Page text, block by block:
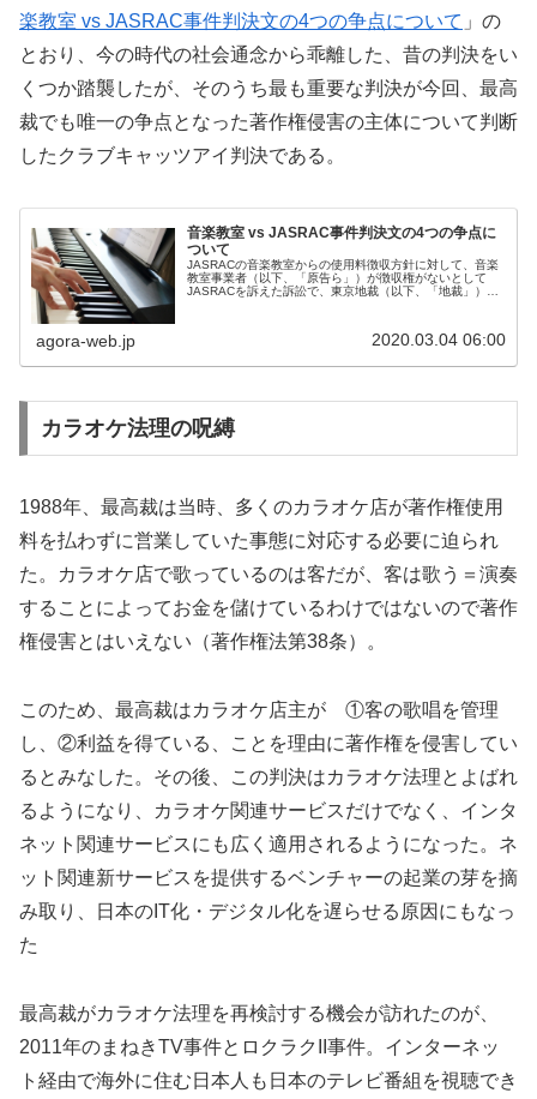
楽教室 vs JASRAC事件判決文の4つの争点について 」の
とおり、今の時代の社会通念から乖離した、昔の判決をい
くつか踏襲したが、そのうち最も重要な判決が今回、最高
裁でも唯一の争点となった著作権侵害の主体について判断
したクラブキャッツアイ判決である。
音楽教室 vs JASRAC事件判決文の4つの争点に
ついて
JASRACの音楽教室からの使用料徴収方針に対して、音楽
教室事業者（以下、「原告ら」）が徴収権がないとして
JASRACを訴えた訴訟で、東京地裁（以下、「地裁」）は
agora-web.jp 2020.03.04 06:00
カラオケ法理の呪縛
1988年、最高裁は当時、多くのカラオケ店が著作権使用
料を払わずに営業していた事態に対応する必要に迫られ
た。カラオケ店で歌っているのは客だが、客は歌う＝演奏
することによってお金を儲けているわけではないので著作
権侵害とはいえない（著作権法第38条）。
このため、最高裁はカラオケ店主が ①客の歌唱を管理
し、②利益を得ている、ことを理由に著作権を侵害してい
るとみなした。その後、この判決はカラオケ法理とよばれ
るようになり、カラオケ関連サービスだけでなく、インタ
ネット関連サービスにも広く適用されるようになった。ネ
ット関連新サービスを提供するベンチャーの起業の芽を摘
み取り、日本のIT化・デジタル化を遅らせる原因にもなっ
た
最高裁がカラオケ法理を再検討する機会が訪れたのが、
2011年のまねきTV事件とロクラクII事件。インターネッ
ト経由で海外に住む日本人も日本のテレビ番組を視聴でき